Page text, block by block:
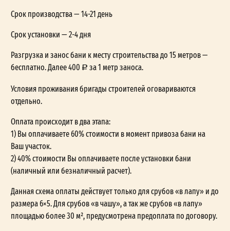
Срок производства — 14-21 день
Срок установки — 2-4 дня
Разгрузка и занос бани к месту строительства до 15 метров —
бесплатно. Далее 400
за 1 метр заноса.
Условия проживания бригады строителей оговариваются
отдельно.
Оплата происходит в два этапа:
1) Вы оплачиваете 60% стоимости в момент привоза бани на
Ваш участок.
2) 40% стоимости Вы оплачиваете после установки бани
(наличный или безналичный расчет).
Данная схема оплаты действует только для срубов «в лапу» и до
размера 6×5. Для срубов «в чашу», а так же срубов «в лапу»
площадью более 30 м², предусмотрена предоплата по договору.